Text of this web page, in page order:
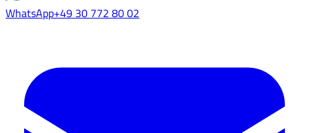
WhatsApp+49 30 772 80 02